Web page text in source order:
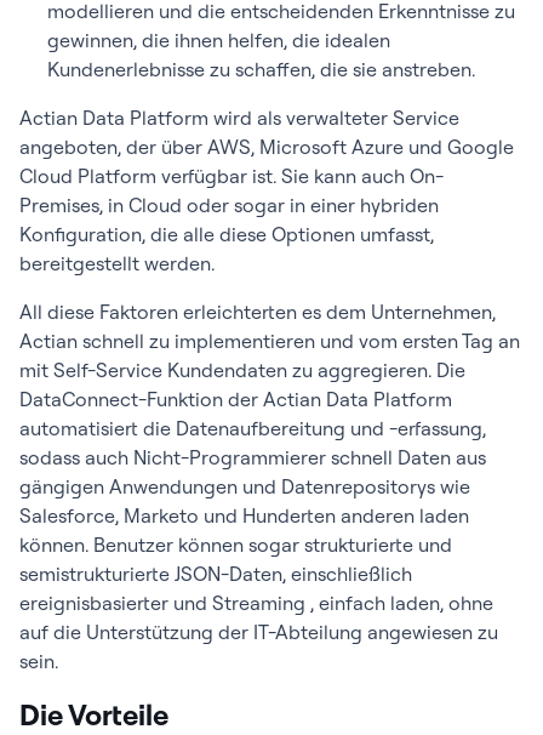
modellieren und die entscheidenden Erkenntnisse zu
gewinnen, die ihnen helfen, die idealen
Kundenerlebnisse zu schaffen, die sie anstreben.
Actian Data Platform wird als verwalteter Service
angeboten, der über AWS, Microsoft Azure und Google
Cloud Platform verfügbar ist. Sie kann auch On-
Premises, in Cloud oder sogar in einer hybriden
Konfiguration, die alle diese Optionen umfasst,
bereitgestellt werden.
All diese Faktoren erleichterten es dem Unternehmen,
Actian schnell zu implementieren und vom ersten Tag an
mit Self-Service Kundendaten zu aggregieren. Die
DataConnect-Funktion der Actian Data Platform
automatisiert die Datenaufbereitung und -erfassung,
sodass auch Nicht-Programmierer schnell Daten aus
gängigen Anwendungen und Datenrepositorys wie
Salesforce, Marketo und Hunderten anderen laden
können. Benutzer können sogar strukturierte und
semistrukturierte JSON-Daten, einschließlich
ereignisbasierter und Streaming , einfach laden, ohne
auf die Unterstützung der IT-Abteilung angewiesen zu
sein.
Die Vorteile